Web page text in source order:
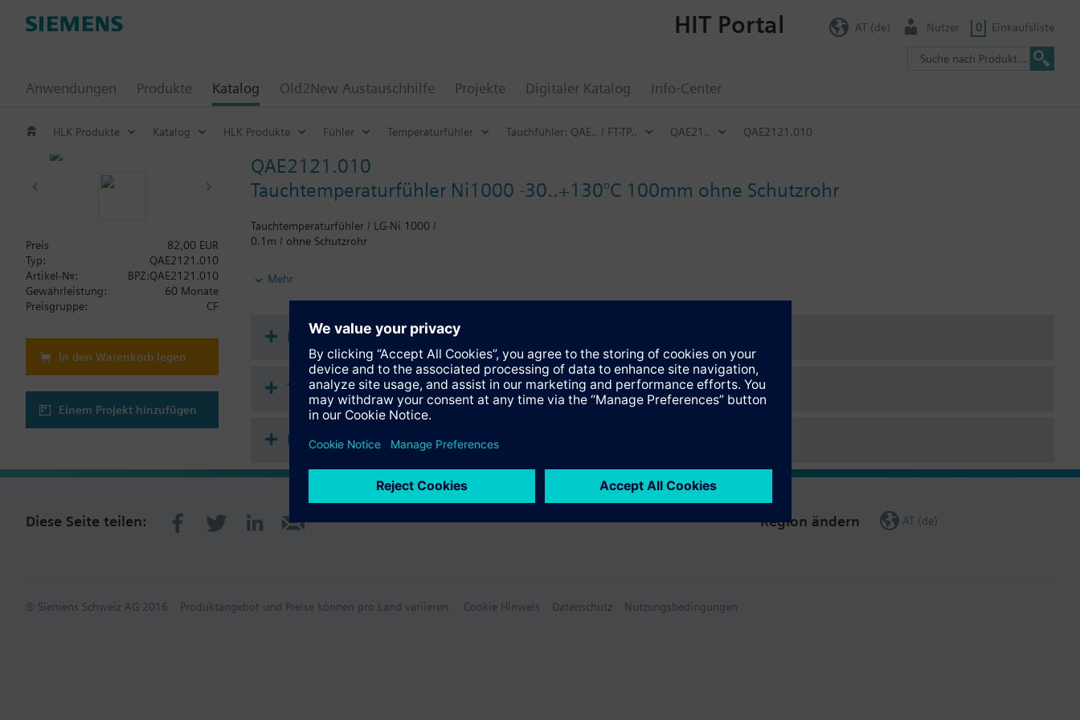
Anwendungen Produkte Katalog Old2New Austauschhilfe Projekte Digitaler Katalog Info-Center
HIT Portal AT (de) Nutzer 0 Einkaufsliste
HLK Produkte Katalog HLK Produkte Fühler Temperaturfühler Tauchfühler: QAE.. / FT-TP.. QAE21.. QAE2121.010
QAE2121.010
Tauchtemperaturfühler Ni1000 -30..+130°C 100mm ohne Schutzrohr
Tauchtemperaturfühler / LG-Ni 1000 /
0.1m / ohne Schutzrohr
Weitere Informationen
Die Befestigung erfolgt mittels Schutzrohr oder Klemmverschraubung. Fehlt in der Tabelle die Angabe der PN-Stufe so ist im Lieferumfang kein Schutzrohr
enthalten und die PN-Stufe ist abhängig vom verwendeten Schutzrohr (siehe Zubehör). Bei Verwendung der Klemmverschraubung AQE2102 beträgt die PN-Stufe
Beim QAE2122.013 ist im Lieferumfang anstelle eines Schutzrohres eine Klemmverschraubung AQE2102 enthalten.
Mehr
Preis
82,00 EUR
Typ:
QAE2121.010
Artikel-Nr.:
BPZ:QAE2121.010
Gewährleistung:
60 Monate
Preisgruppe:
CF
In den Warenkorb legen
Einem Projekt hinzufügen
Dokumente
Technische Daten
Einfach wählbares Zubehör
Diese Seite teilen: Region ändern AT (de)
© Siemens Schweiz AG 2016 Produktangebot und Preise können pro Land variieren. Cookie Hinweis Datenschutz Nutzungsbedingungen